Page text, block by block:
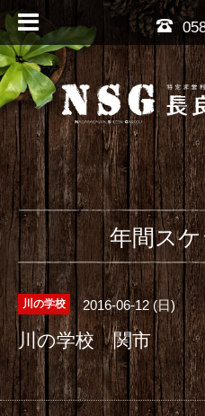
年間ス
川の学校 2016-06-12 (日)
川の学校 関市